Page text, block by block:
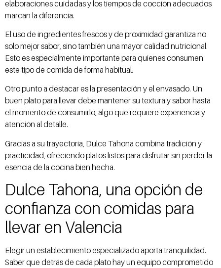
elaboraciones cuidadas y los tiempos de cocción adecuados
marcan la diferencia.
El uso de ingredientes frescos y de proximidad garantiza no
solo mejor sabor, sino también una mayor calidad nutricional.
Esto es especialmente importante para quienes consumen
este tipo de comida de forma habitual.
Otro punto a destacar es la presentación y el envasado. Un
buen plato para llevar debe mantener su textura y sabor hasta
el momento de consumirlo, algo que requiere experiencia y
atención al detalle.
Gracias a su trayectoria, Dulce Tahona combina tradición y
practicidad, ofreciendo platos listos para disfrutar sin perder la
esencia de la cocina bien hecha.
Dulce Tahona, una opción de
confianza con comidas para
llevar en Valencia
Elegir un establecimiento especializado aporta tranquilidad.
Saber que detrás de cada plato hay un equipo comprometido